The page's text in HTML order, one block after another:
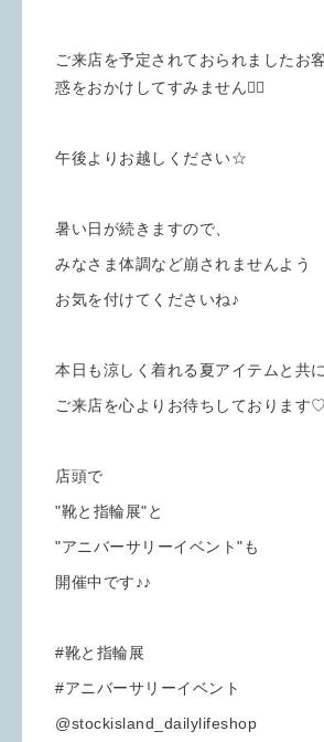
ご来店を予定されておられましたお
惑をおかけしてすみません🙇‍♀️
午後よりお越しください☆
暑い日が続きますので、
みなさま体調など崩されませんよう
お気を付けてくださいね♪
本日も涼しく着れる夏アイテムと共に
ご来店を心よりお待ちしております♡
店頭で
"靴と指輪展"と
"アニバーサリーイベント"も
開催中です♪♪
#靴と指輪展
#アニバーサリーイベント
@stockisland_dailylifeshop